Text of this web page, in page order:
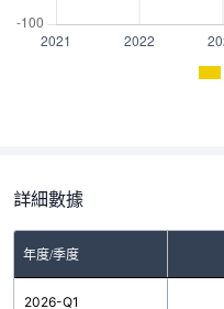
詳細數據
年度/季度
2026-Q1